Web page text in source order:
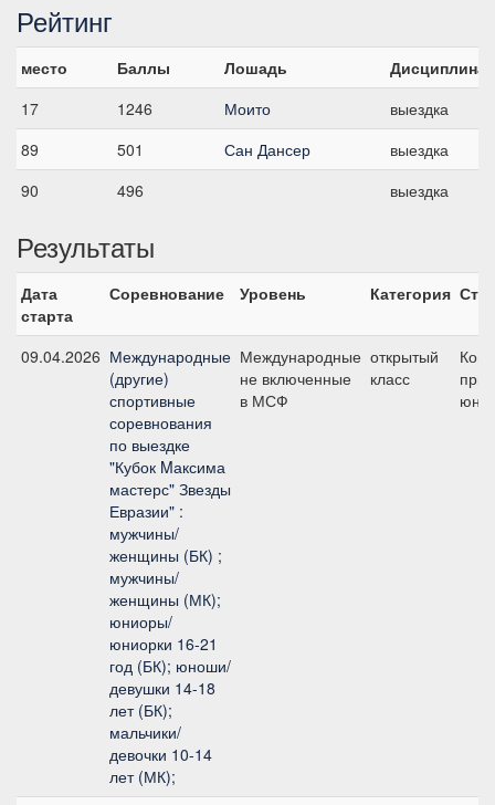
Рейтинг
место Баллы Лошадь
Дисциплина
17
1246 Моито
выездка
89
501 Сан Дансер
выездка
90
496 выездка
Результаты
Дата
старта
Соревнование Уровень Категория
09.04.2026 Международные
(другие)
спортивные
соревнования
по выездке
"Кубок Mаксима
мастерс" Звезды
Евразии" :
мужчины/
женщины (БК) ;
мужчины/
женщины (МК);
юниоры/
юниорки 16-21
год (БК); юноши/
девушки 14-18
лет (БК);
мальчики/
девочки 10-14
лет (МК);
Международные
не включенные
в МСФ
открытый
класс